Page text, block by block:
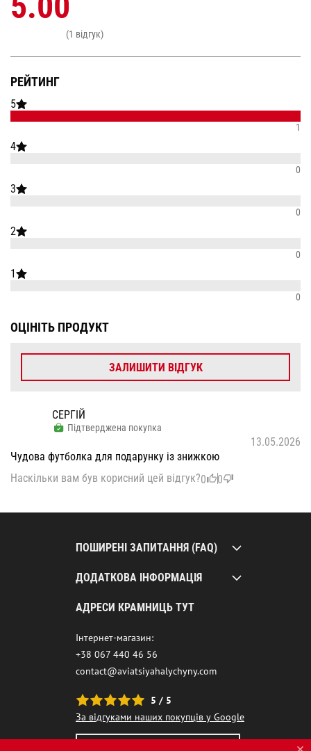
РЕЙТИНГ
5
1
4
0
3
0
2
0
1
0
(1 відгук)
ОЦІНІТЬ ПРОДУКТ
ЗАЛИШИТИ ВІДГУК
СЕРГІЙ
Підтверджена покупка
13.05.2026
Чудова футболка для подарунку із знижкою
Наскільки вам був корисний цей відгук?0 0
ПОШИРЕНІ ЗАПИТАННЯ (FAQ)
ДОДАТКОВА ІНФОРМАЦІЯ
АДРЕСИ КРАМНИЦЬ ТУТ
Інтернет-магазин:
+38 067 440 46 56
contact@aviatsiyahalychyny.com
5 / 5
За відгуками наших покупців у Google